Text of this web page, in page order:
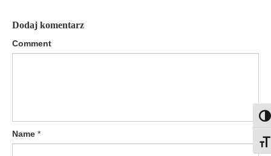
Dodaj komentarz
Comment
Name *